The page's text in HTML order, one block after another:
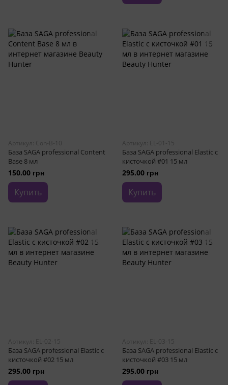
Артикул: Con-B-10
База SAGA professional Content
Base 8 мл
150.00 грн
Купить
Артикул: EL-01-15
База SAGA professional Elastic с
кисточкой #01 15 мл
295.00 грн
Купить
Артикул: EL-02-15
База SAGA professional Elastic с
кисточкой #02 15 мл
295.00 грн
Артикул: EL-03-15
База SAGA professional Elastic с
кисточкой #03 15 мл
295.00 грн